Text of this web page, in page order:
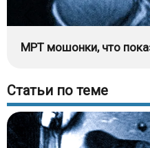
МРТ мошонки, что
Статьи по теме